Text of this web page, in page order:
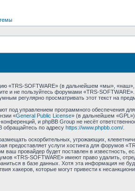
«TRS-SOFTWARE» (в дальнейшем «мы»,
и не пользуйтесь форумами «TRS-
регулярно просматривать этот текст на
под управлением программного обеспечения
«General Public License» (в дальнейшем
и phpBB Group не несёт
обращайтесь по адресу https://www.phpbb.com/.
оскорбительных, угрожающих,
предоставляет услуги хостинга для форумов
ваш провайдер будет поставлен в известность,
«TRS-SOFTWARE» имеют право удалить,
в базе данных. Хотя эта информация не
хакеров, которые могут привести к